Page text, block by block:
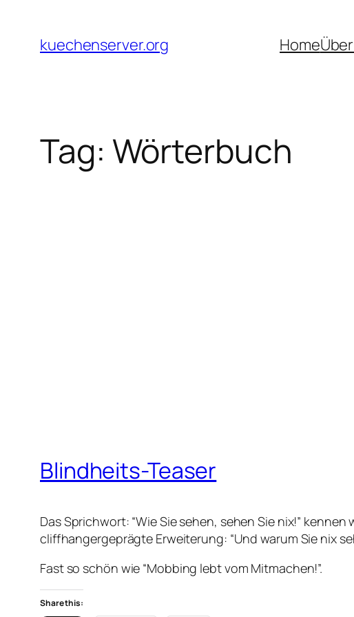
content
kuechenserver.org Home
Tag: Wörterbuch
Blindheits-Teaser
Das Sprichwort: “Wie Sie sehen, sehen Sie nix!”
cliffhangergeprägte Erweiterung: “Und warum Sie nix
Fast so schön wie “Mobbing lebt vom Mitmachen!”.
Share this: